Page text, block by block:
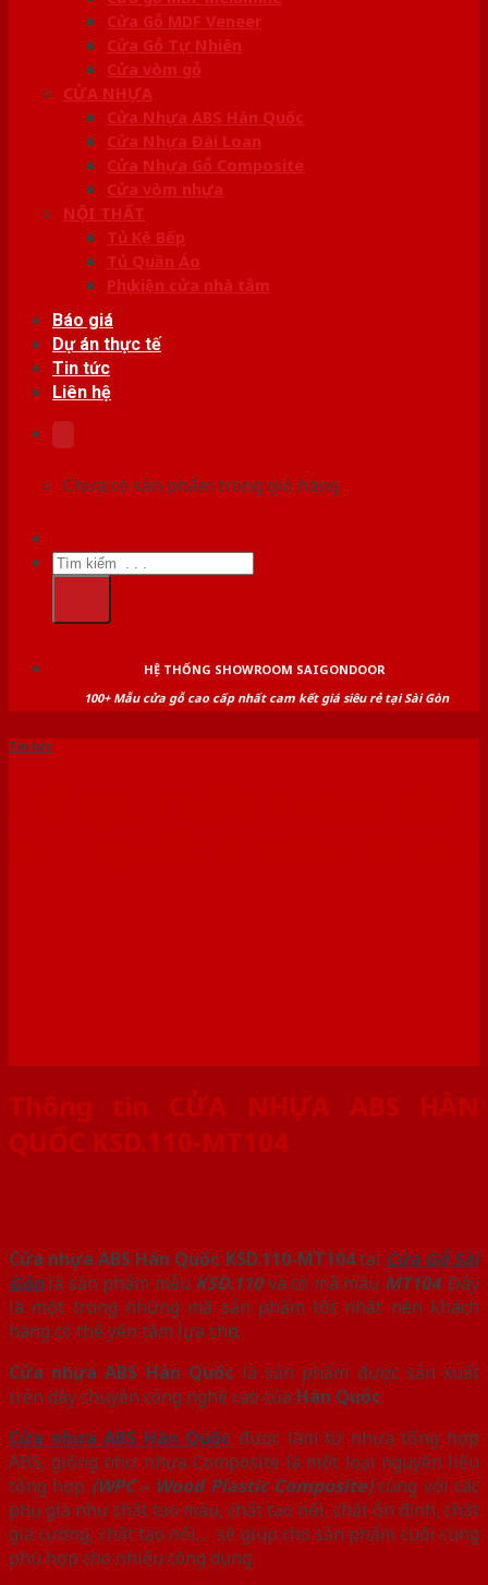
Cửa Gỗ MDF Veneer
Cửa Gỗ Tự Nhiên
Cửa vòm gỗ
CỬA NHỰA
Cửa Nhựa ABS Hàn Quốc
Cửa Nhựa Đài Loan
Cửa Nhựa Gỗ Composite
Cửa vòm nhựa
NỘI THẤT
Tủ Kệ Bếp
Tủ Quần Áo
Phụ kiện cửa nhà tắm
Báo giá
Dự án thực tế
Tin tức
Liên hệ
Chưa có sản phẩm trong giỏ hàng.
Tìm
kiếm:
HỆ THỐNG SHOWROOM SAIGONDOOR
100+ Mẫu cửa gỗ cao cấp nhất cam kết giá siêu rẻ tại Sài Gòn
Tin tức
Thông tin CỬA NHỰA ABS HÀN
QUỐC KSD.110-MT104
Cửa nhựa ABS Hàn Quốc KSD.110-MT104tại Cửa Gỗ Sài
Gònlà sản phẩm mẫu KSD.110và có mã màu MT104. Đây
là một trong những mã sản phẩm tốt nhất nên khách
hàng có thể yên tâm lựa chọn.
Cửa nhựa ABS Hàn Quốc là sản phẩm được sản xuất
trên dây chuyền công nghệ cao của Hàn Quốc.
Cửa nhựa ABS Hàn Quốc được làm từ nhựa tổng hợp
ABS, giống như nhựa Composite là một loại nguyên liệu
tổng hợp (WPC – Wood Plastic Composite)cùng với các
phụ gia như chất tạo màu, chất tạo nối, chất ổn định, chất
gia cường, chất tạo nổi,… sẽ giúp cho sản phẩm cuối cùng
phù hợp cho nhiều công dụng.